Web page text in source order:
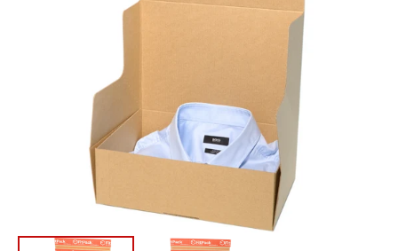
galerie
conținutul
media
1